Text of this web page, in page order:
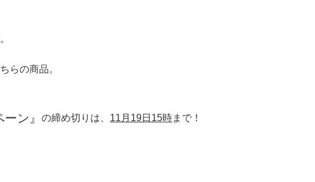
らの商品。
ン』 の締め切りは、 11月19日15時まで！